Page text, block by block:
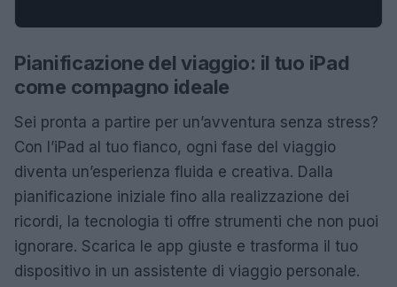
Pianificazione del viaggio: il tuo iPad
come compagno ideale
Sei pronta a partire per un’avventura senza stress?
Con l’iPad al tuo fianco, ogni fase del viaggio
diventa un’esperienza fluida e creativa. Dalla
pianificazione iniziale fino alla realizzazione dei
ricordi, la tecnologia ti offre strumenti che non puoi
ignorare. Scarica le app giuste e trasforma il tuo
dispositivo in un assistente di viaggio personale.